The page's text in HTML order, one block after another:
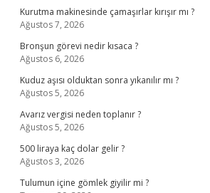
Kurutma makinesinde çamaşırlar kırışır mı ?
Ağustos 7, 2026
Bronşun görevi nedir kısaca ?
Ağustos 6, 2026
Kuduz aşısı olduktan sonra yıkanılır mı ?
Ağustos 5, 2026
Avarız vergisi neden toplanır ?
Ağustos 5, 2026
500 liraya kaç dolar gelir ?
Ağustos 3, 2026
Tulumun içine gömlek giyilir mi ?